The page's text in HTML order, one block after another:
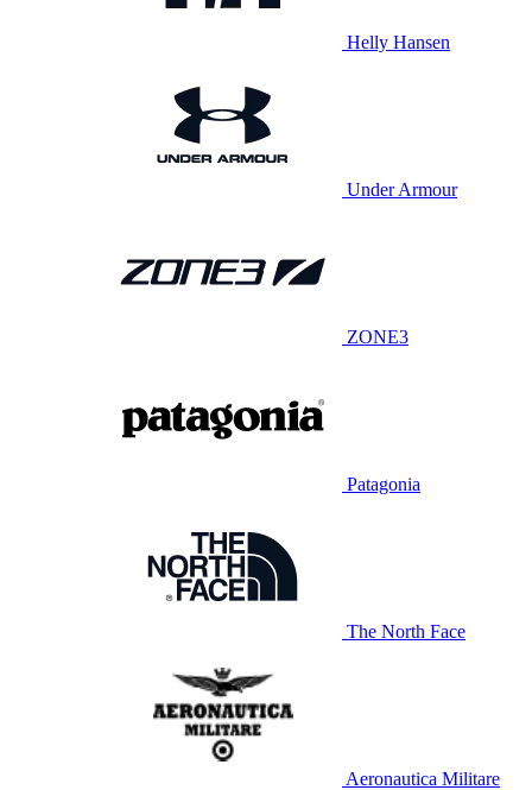
Helly Hansen
Under Armour
ZONE3
Patagonia
The North Face
Aeronautica Militare